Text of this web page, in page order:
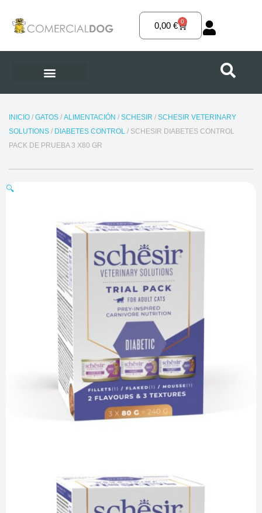
contenido
0,00€ 0
Carrito
INICIO/ GATOS/ ALIMENTACIÓN / SCHESIR / SCHESIR VETERINARY
SOLUTIONS/ DIABETES CONTROL/ SCHESIR DIABETES CONTROL
PACK DE PRUEBA 3 X80 GR
🔍